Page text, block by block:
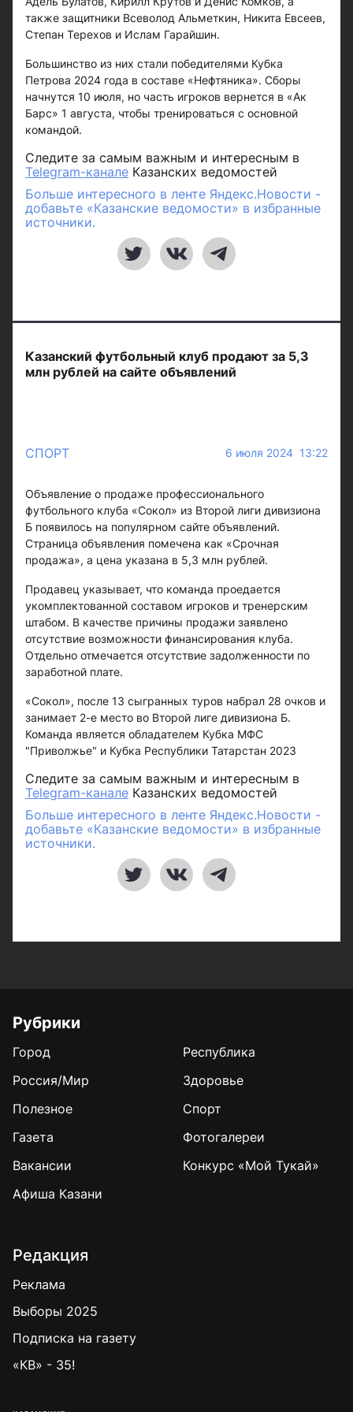
также защитники Всеволод Альметкин, Никита Евсеев,
Степан Терехов и Ислам Гарайшин.
Большинство из них стали победителями Кубка
Петрова 2024 года в составе «Нефтяника». Сборы
начнутся 10 июля, но часть игроков вернется в «Ак
Барс» 1 августа, чтобы тренироваться с основной
командой.
Следите за самым важным и интересным в
Telegram-канале Казанских ведомостей
Больше интересного в ленте Яндекс.Новости -
добавьте «Казанские ведомости» в избранные
источники.
Казанский футбольный клуб продают за 5,3
млн рублей на сайте объявлений
СПОРТ 6 июля 2024 13:22
Объявление о продаже профессионального
футбольного клуба «Сокол» из Второй лиги дивизиона
Б появилось на популярном сайте объявлений.
Страница объявления помечена как «Срочная
продажа», а цена указана в 5,3 млн рублей.
Продавец указывает, что команда проедается
укомплектованной составом игроков и тренерским
штабом. В качестве причины продажи заявлено
отсутствие возможности финансирования клуба.
Отдельно отмечается отсутствие задолженности по
заработной плате.
«Сокол», после 13 сыгранных туров набрал 28 очков и
занимает 2-е место во Второй лиге дивизиона Б.
Команда является обладателем Кубка МФС
"Приволжье" и Кубка Республики Татарстан 2023
Следите за самым важным и интересным в
Telegram-канале Казанских ведомостей
Больше интересного в ленте Яндекс.Новости -
добавьте «Казанские ведомости» в избранные
источники.
Рубрики
Город
Республика
Россия/Мир
Здоровье
Полезное
Спорт
Газета
Фотогалереи
Вакансии
Конкурс «Мой Тукай»
Афиша Казани
Редакция
Реклама
Выборы 2025
Подписка на газету
«КВ» - 35!